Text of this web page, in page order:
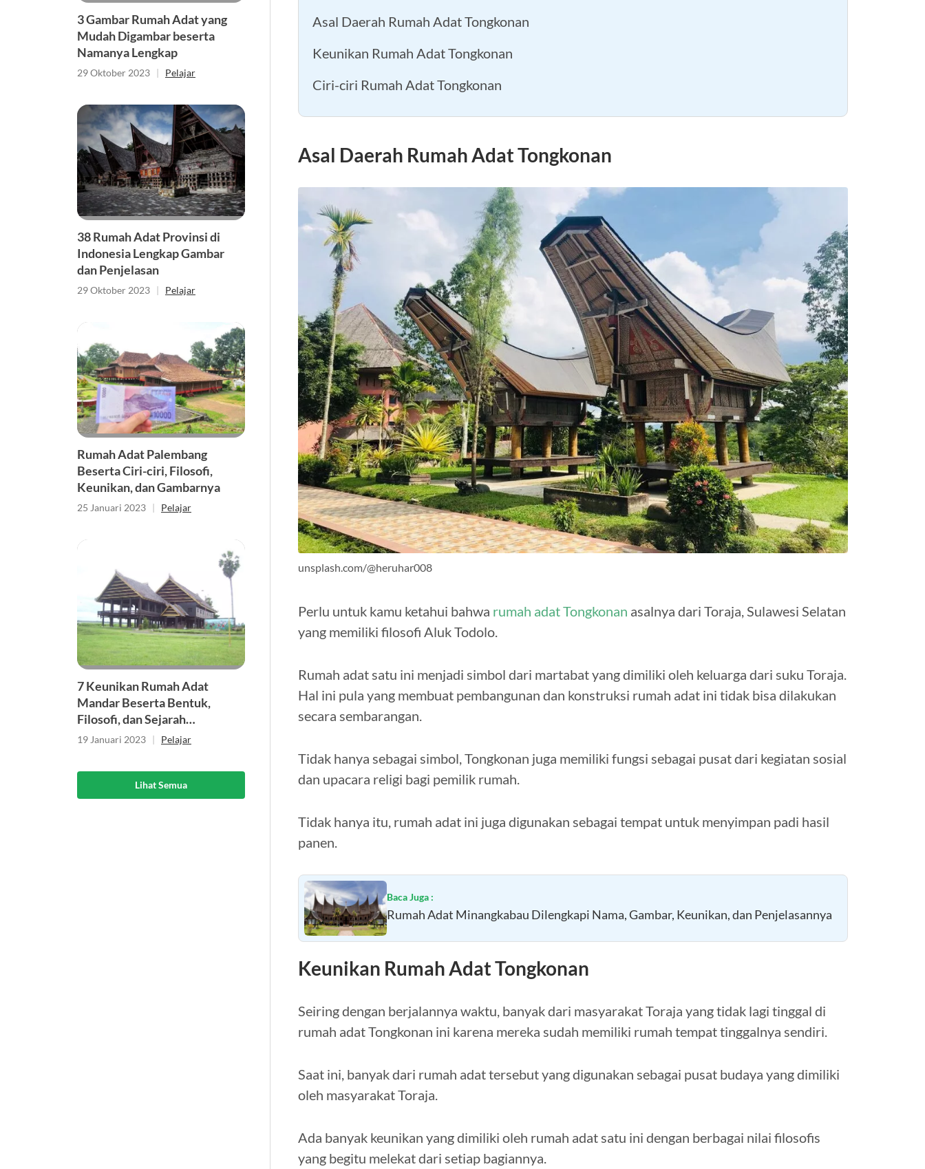
3 Gambar Rumah Adat yang
Mudah Digambar beserta
Namanya Lengkap
29 Oktober 2023 | Pelajar
38 Rumah Adat Provinsi di
Indonesia Lengkap Gambar
dan Penjelasan
29 Oktober 2023 | Pelajar
Rumah Adat Palembang
Beserta Ciri-ciri, Filosofi,
Keunikan, dan Gambarnya
25 Januari 2023 | Pelajar
7 Keunikan Rumah Adat
Mandar Beserta Bentuk,
Filosofi, dan Sejarah
Singkatnya
19 Januari 2023 | Pelajar
Lihat Semua
Asal Daerah Rumah Adat Tongkonan
Keunikan Rumah Adat Tongkonan
Ciri-ciri Rumah Adat Tongkonan
Asal Daerah Rumah Adat Tongkonan
unsplash.com/@heruhar008
Perlu untuk kamu ketahui bahwa rumah adat Tongkonan asalnya dari Toraja, Sulawesi Selatan
yang memiliki filosofi Aluk Todolo.
Rumah adat satu ini menjadi simbol dari martabat yang dimiliki oleh keluarga dari suku Toraja.
Hal ini pula yang membuat pembangunan dan konstruksi rumah adat ini tidak bisa dilakukan
secara sembarangan.
Tidak hanya sebagai simbol, Tongkonan juga memiliki fungsi sebagai pusat dari kegiatan sosial
dan upacara religi bagi pemilik rumah.
Tidak hanya itu, rumah adat ini juga digunakan sebagai tempat untuk menyimpan padi hasil
panen.
Baca Juga :
Rumah Adat Minangkabau Dilengkapi Nama, Gambar, Keunikan, dan Penjelasannya
Keunikan Rumah Adat Tongkonan
Seiring dengan berjalannya waktu, banyak dari masyarakat Toraja yang tidak lagi tinggal di
rumah adat Tongkonan ini karena mereka sudah memiliki rumah tempat tinggalnya sendiri.
Saat ini, banyak dari rumah adat tersebut yang digunakan sebagai pusat budaya yang dimiliki
oleh masyarakat Toraja.
Ada banyak keunikan yang dimiliki oleh rumah adat satu ini dengan berbagai nilai filosofis
yang begitu melekat dari setiap bagiannya.